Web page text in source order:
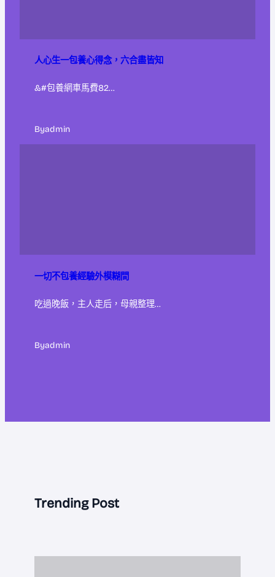
人心生一包養心得念，六合盡皆知
&#包養網車馬費82…
Byadmin
一切不包養經驗外模糊間
吃過晚飯，主人走后，母親整理…
Byadmin
Trending Post